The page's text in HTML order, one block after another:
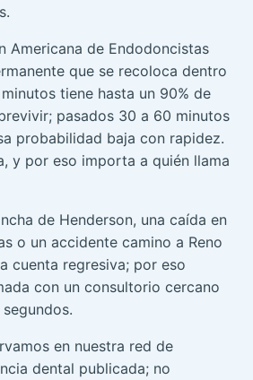
Americana de Endodoncistas
que se recoloca dentro
tiene hasta un 90% de
pasados 30 a 60 minutos
probabilidad baja con rapidez.
y por eso importa a quién llama
de Henderson, una caída en
o un accidente camino a Reno
cuenta regresiva; por eso
con un consultorio cercano
en nuestra red de
dental publicada; no